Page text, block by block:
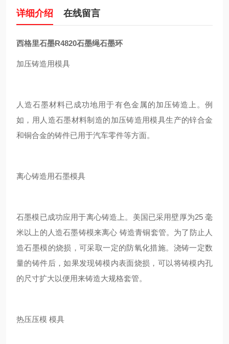
详细介绍 在线留言
西格里石墨R4820石墨绳石墨环
加压铸造用模具
人造石墨材料已成功地用于有色金属的加压铸造上。例
如，用人造石墨材料制造的加压铸造用模具生产的锌合金
和铜合金的铸件已用于汽车零件等方面。
离心铸造用石墨模具
石墨模已成功应用于离心铸造上。美国已采用壁厚为25 毫
米以上的人造石墨铸模来离心 铸造青铜套管。为了防止人
造石墨模的烧损，可采取一定的防氧化措施。浇铸一定数
量的铸件后，如果发现铸模内表面烧损，可以将铸模内孔
的尺寸扩大以便用来铸造大规格套管。
热压压模 模具